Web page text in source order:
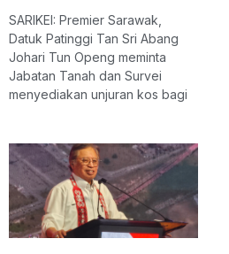
SARIKEI: Premier Sarawak,
Datuk Patinggi Tan Sri Abang
Johari Tun Openg meminta
Jabatan Tanah dan Survei
menyediakan unjuran kos bagi